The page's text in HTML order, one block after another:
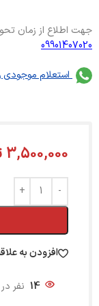
جهت اطلاع از زمان
09901407020
استعلام موجودی
3,500,000
افزودن به
14 نفر